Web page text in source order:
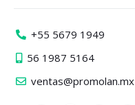
+55 5679 1949
56 1987 5164
ventas@promolan.mx